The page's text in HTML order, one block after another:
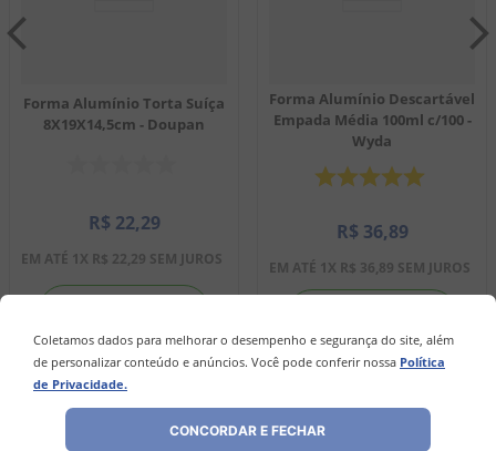
Coletamos dados para melhorar o desempenho e segurança do site, além
de personalizar conteúdo e anúncios. Você pode conferir nossa Política
de Privacidade.
CONCORDAR E FECHAR
Forma Alumínio Torta Suíça
8X19X14,5cm - Doupan
R$ 22,29
EM ATÉ 1X R$ 22,29 SEM JUROS
COMPRAR
Forma Alumínio Descartável
Empada Média 100ml c/100 -
Wyda
R$ 36,89
EM ATÉ 1X R$ 36,89 SEM JUROS